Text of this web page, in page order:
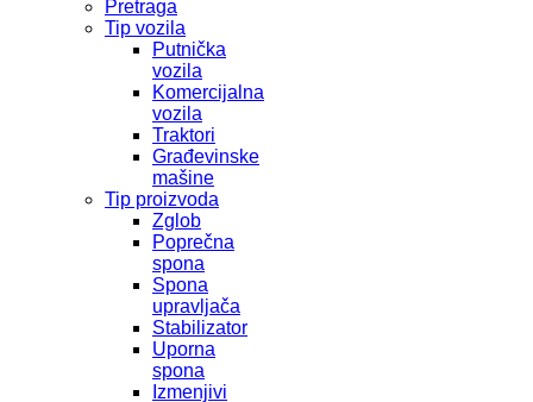
Pretraga
Tip vozila
Putnička
vozila
Komercijalna
vozila
Traktori
Građevinske
mašine
Tip proizvoda
Zglob
Poprečna
spona
Spona
upravljača
Stabilizator
Uporna
spona
Izmenjivi